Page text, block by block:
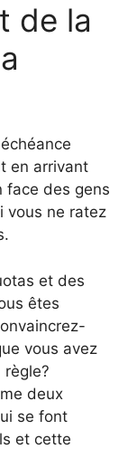
de la
en arrivant
face des gens
vous ne ratez
et des
êtes
vous avez
règle?
deux
se font
et cette